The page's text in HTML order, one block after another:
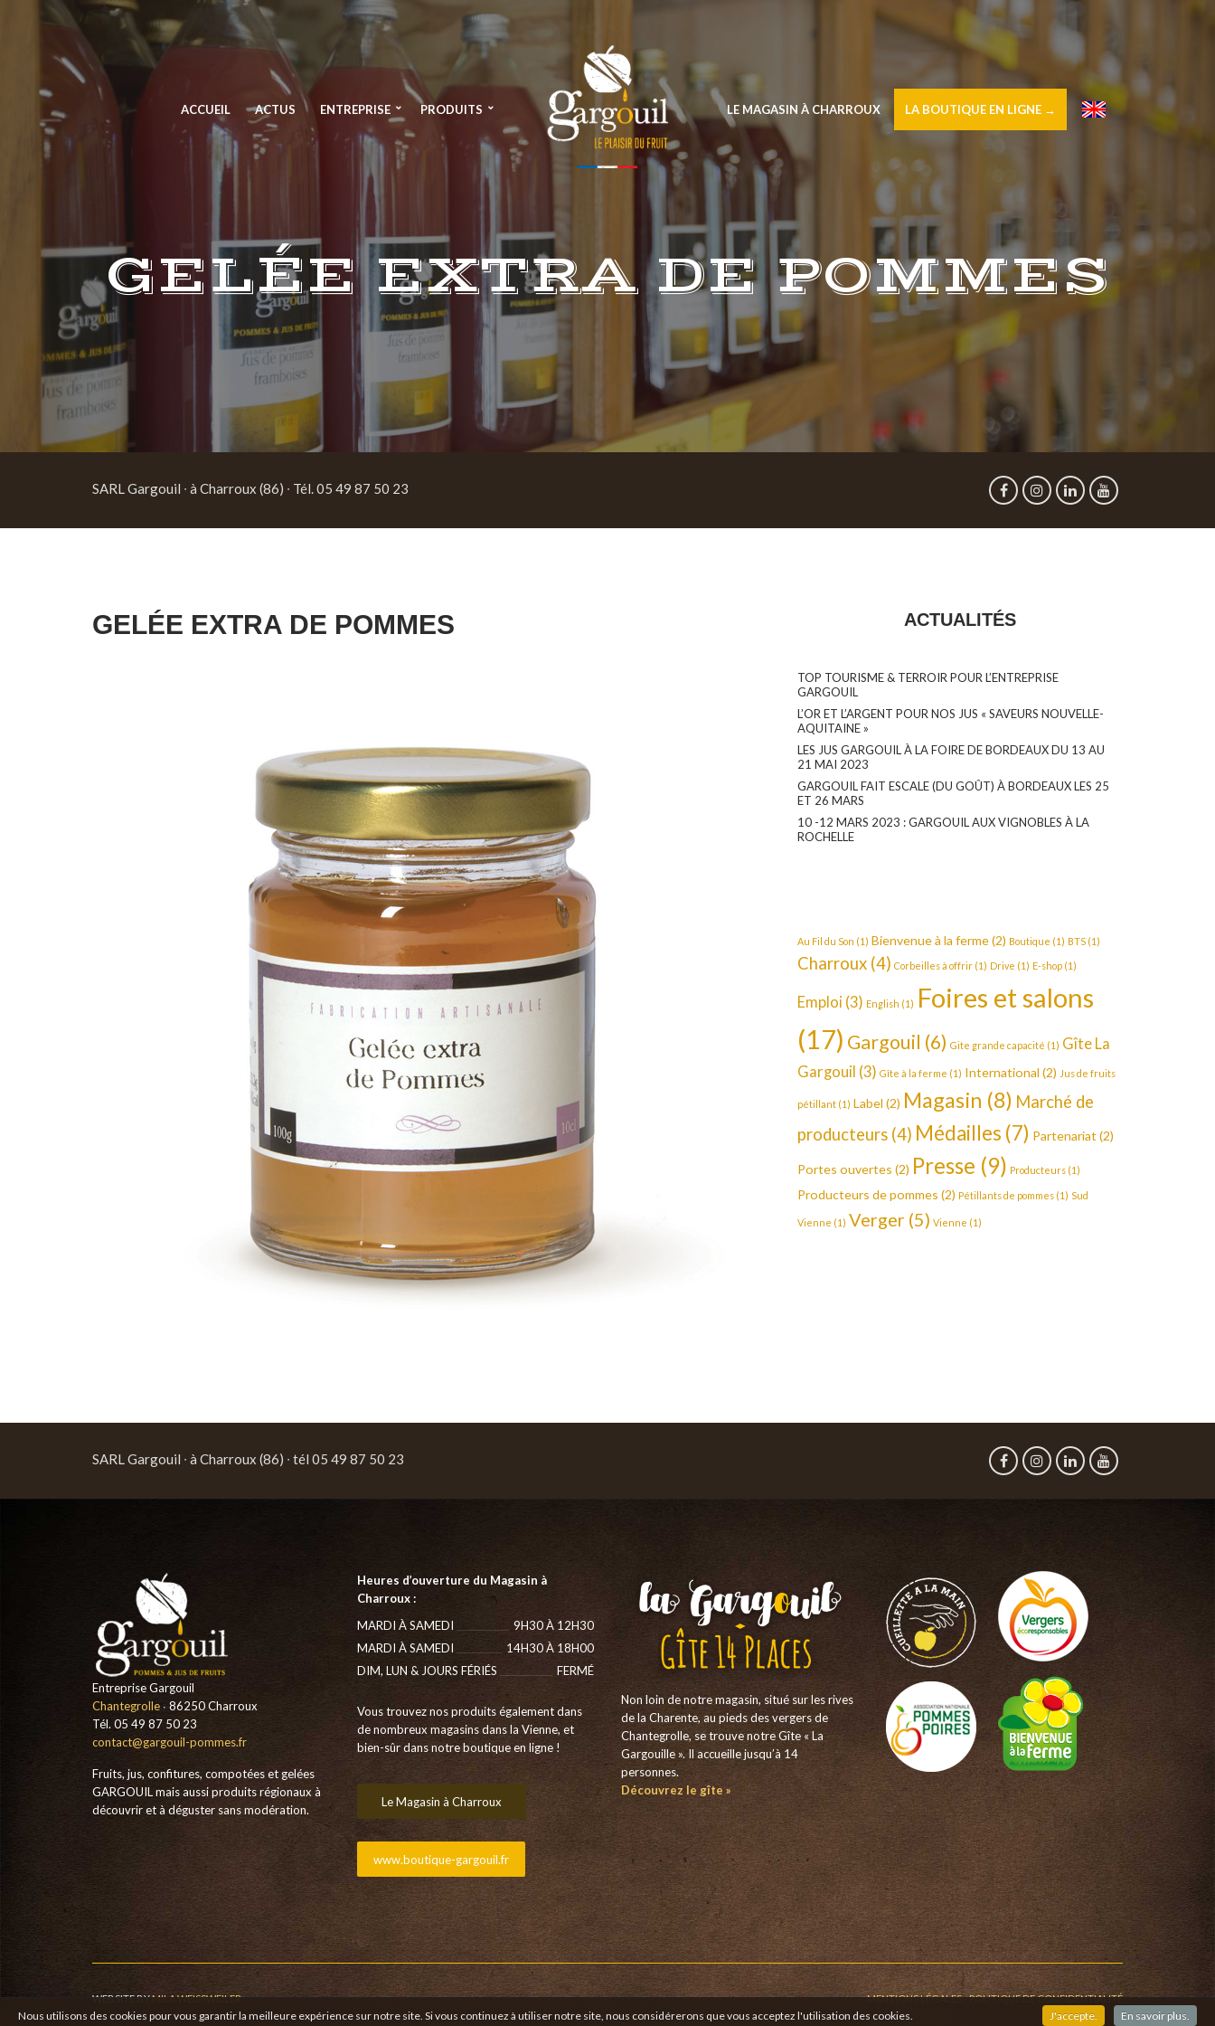
ACCUEIL ACTUS ENTREPRISE PRODUITS LE MAGASIN À CHARROUX LA BOUTIQUE EN LIGNE → –
GELÉE EXTRA DE POMMES
SARL Gargouil ∙ à Charroux (86) ∙ Tél. 05 49 87 50 23
GELÉE EXTRA DE POMMES ACTUALITÉS
TOP TOURISME & TERROIR POUR L’ENTREPRISE
GARGOUIL
L’OR ET L’ARGENT POUR NOS JUS « SAVEURS NOUVELLE-
AQUITAINE »
LES JUS GARGOUIL À LA FOIRE DE BORDEAUX DU 13 AU
21 MAI 2023
GARGOUIL FAIT ESCALE (DU GOÛT) À BORDEAUX LES 25
ET 26 MARS
10 -12 MARS 2023 : GARGOUIL AUX VIGNOBLES À LA
ROCHELLE
Au Fil du Son (1) Bienvenue à la ferme(2) Boutique (1) BTS (1)
Charroux (4) Corbeilles à offrir (1) Drive (1) E-shop (1)
Emploi (3) English (1) Foires et salons
(17) Gargouil (6) Gite grande capacité (1) Gîte La
Gargouil (3) Gîte à la ferme (1) International (2) Jus de fruits
pétillant (1) Label (2) Magasin (8) Marché de
producteurs (4) Médailles (7) Partenariat(2)
Portes ouvertes (2) Presse (9) Producteurs (1)
Producteurs de pommes (2) Pétillants de pommes (1) Sud
Vienne (1) Verger (5) Vienne (1)
SARL Gargouil ∙ à Charroux (86) ∙ tél 05 49 87 50 23
Entreprise Gargouil
Chantegrolle ∙ 86250 Charroux
Tél. 05 49 87 50 23
contact@gargouil-pommes.fr
Fruits, jus, confitures, compotées et gelées
GARGOUIL mais aussi produits régionaux à
découvrir et à déguster sans modération.
Heures d’ouverture du Magasin à
Charroux :
MARDI À SAMEDI
9H30 À 12H30
MARDI À SAMEDI
14H30 À 18H00
DIM, LUN & JOURS FÉRIÉS
FERMÉ
Vous trouvez nos produits également dans
de nombreux magasins dans la Vienne, et
bien-sûr dans notre boutique en ligne !
Le Magasin à Charroux
www.boutique-gargouil.fr
Non loin de notre magasin, situé sur les rives
de la Charente, au pieds des vergers de
Chantegrolle, se trouve notre Gîte « La
Gargouille ». Il accueille jusqu’à 14
personnes.
Découvrez le gîte »
WEBSITE BYMILA WEISSWEILER MENTIONS LÉGALES-POLITIQUE DE CONFIDENTIALITÉ
Nous utilisons des cookies pour vous garantir la meilleure expérience sur notre site. Si vous continuez à utiliser notre site, nous considérerons que vous acceptez l'utilisation des cookies. J'accepte. En savoir plus.